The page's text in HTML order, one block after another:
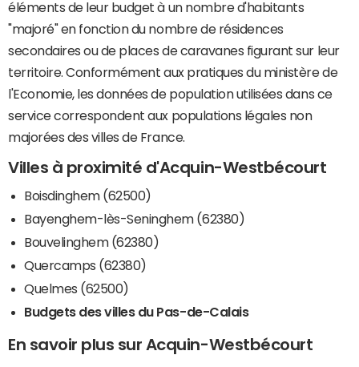
éléments de leur budget à un nombre d'habitants
"majoré" en fonction du nombre de résidences
secondaires ou de places de caravanes figurant sur leur
territoire. Conformément aux pratiques du ministère de
l'Economie, les données de population utilisées dans ce
service correspondent aux populations légales non
majorées des villes de France.
Villes à proximité d'Acquin-Westbécourt
Boisdinghem (62500)
Bayenghem-lès-Seninghem (62380)
Bouvelinghem (62380)
Quercamps (62380)
Quelmes (62500)
Budgets des villes du Pas-de-Calais
En savoir plus sur Acquin-Westbécourt